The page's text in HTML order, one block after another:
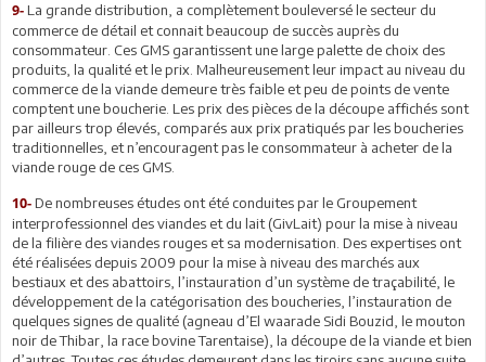
9- La grande distribution, a complètement bouleversé le secteur du
commerce de détail et connait beaucoup de succès auprès du
consommateur. Ces GMS garantissent une large palette de choix des
produits, la qualité et le prix. Malheureusement leur impact au niveau du
commerce de la viande demeure très faible et peu de points de vente
comptent une boucherie. Les prix des pièces de la découpe affichés sont
par ailleurs trop élevés, comparés aux prix pratiqués par les boucheries
traditionnelles, et n’encouragent pas le consommateur à acheter de la
viande rouge de ces GMS.
10- De nombreuses études ont été conduites par le Groupement
interprofessionnel des viandes et du lait (GivLait) pour la mise à niveau
de la filière des viandes rouges et sa modernisation. Des expertises ont
été réalisées depuis 2009 pour la mise à niveau des marchés aux
bestiaux et des abattoirs, l’instauration d’un système de traçabilité, le
développement de la catégorisation des boucheries, l’instauration de
quelques signes de qualité (agneau d’El waarade Sidi Bouzid, le mouton
noir de Thibar, la race bovine Tarentaise), la découpe de la viande et bien